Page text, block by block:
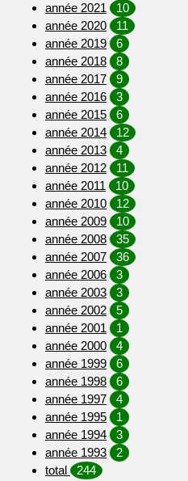
année 2021
10
année 2020
11
année 2019
6
année 2018
8
année 2017
9
année 2016
3
année 2015
6
année 2014
12
année 2013
4
année 2012
11
année 2011
10
année 2010
12
année 2009
10
année 2008
35
année 2007
36
année 2006
3
année 2003
3
année 2002
5
année 2001
1
année 2000
4
année 1999
6
année 1998
6
année 1997
4
année 1995
1
année 1994
3
année 1993
2
total
244